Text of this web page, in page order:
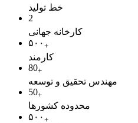
خط تولید
2
کارخانه جهانی
۵۰۰ +
کارمند
80+
مهندس تحقیق و توسعه
50+
محدوده کشورها
۵۰۰ +